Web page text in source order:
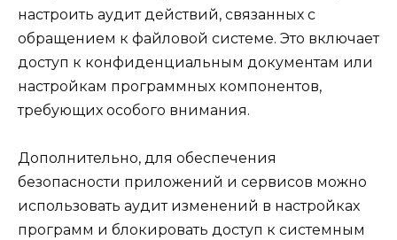
настроить аудит действий, связанных с
обращением к файловой системе. Это включает
доступ к конфиденциальным документам или
настройкам программных компонентов,
требующих особого внимания.
Дополнительно, для обеспечения
безопасности приложений и сервисов можно
использовать аудит изменений в настройках
программ и блокировать доступ к системным